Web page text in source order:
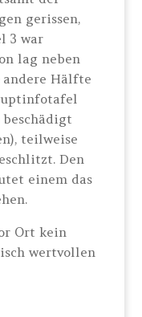
gerissen,
3 war
lag neben
Hälfte
teilweise
Den
einem das
Ort kein
wertvollen